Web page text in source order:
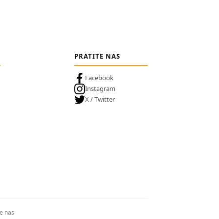
PRATITE NAS
Facebook
Instagram
X / Twitter
nas